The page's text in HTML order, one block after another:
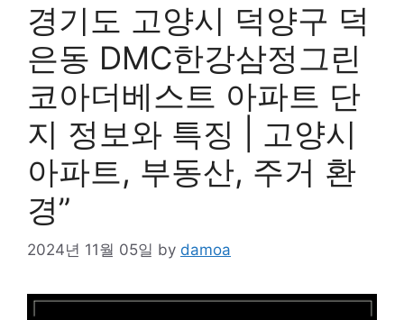
경기도 고양시 덕양구 덕
은동 DMC한강삼정그린
코아더베스트 아파트 단
지 정보와 특징 | 고양시
아파트, 부동산, 주거 환
경”
2024년 11월 05일 by damoa